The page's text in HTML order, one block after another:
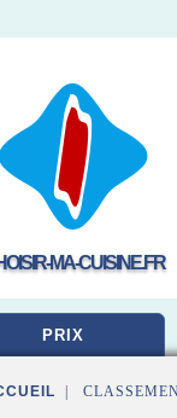
MA-CUISINE.FR
PRIX
|